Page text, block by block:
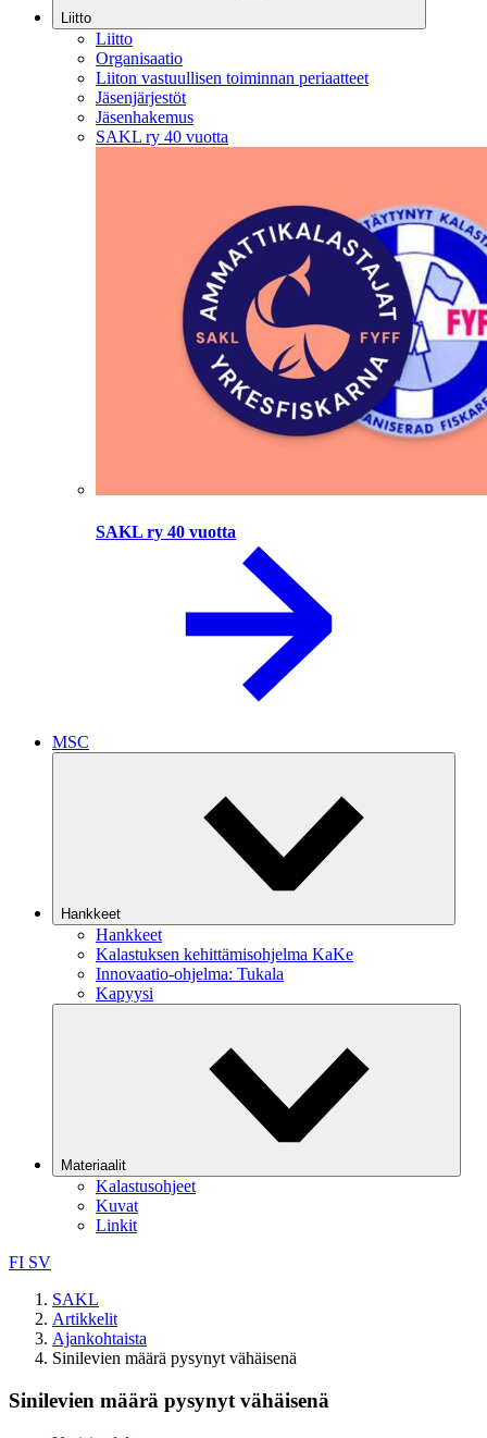
Liitto
Liitto
Organisaatio
Liiton vastuullisen toiminnan periaatteet
Jäsenjärjestöt
Jäsenhakemus
SAKL ry 40 vuotta
SAKL ry 40 vuotta
MSC
Hankkeet
Hankkeet
Kalastuksen kehittämisohjelma KaKe
Innovaatio-ohjelma: Tukala
Kapyysi
Materiaalit
Kalastusohjeet
Kuvat
Linkit
FI SV
SAKL
Artikkelit
Ajankohtaista
Sinilevien määrä pysynyt vähäisenä
Sinilevien määrä pysynyt vähäisenä